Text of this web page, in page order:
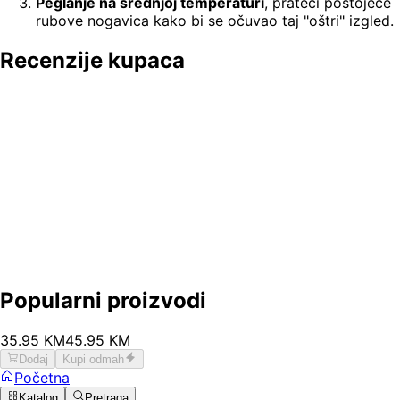
rubove nogavica kako bi se očuvao taj "oštri" izgled.
Recenzije kupaca
Popularni proizvodi
35.95 KM45.95 KM
Dodaj Kupi odmah
Početna